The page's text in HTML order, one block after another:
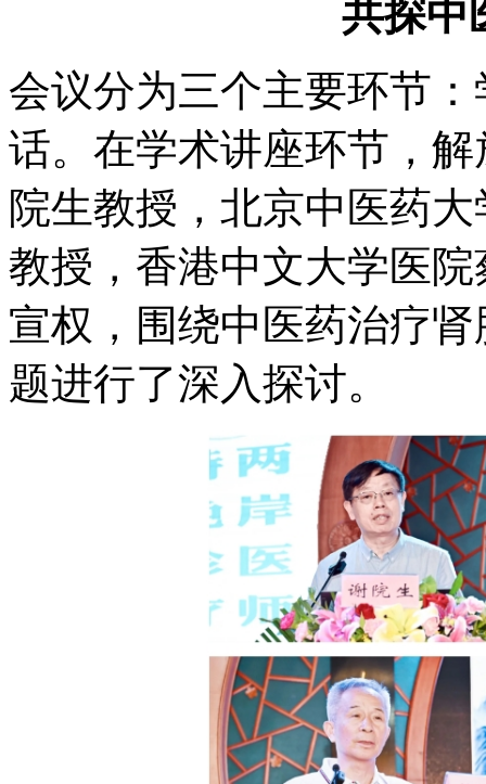
共探中
会议分为三个主要环节
话。在学术讲座环节，
院生教授，北京中医药
教授，香港中文大学医
宣权，围绕中医药治疗
题进行了深入探讨。